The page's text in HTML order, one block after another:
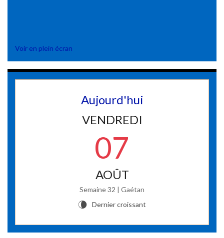
Voir en plein écran
Aujourd'hui
VENDREDI
07
AOÛT
Semaine 32 | Gaétan
V Dernier croissant